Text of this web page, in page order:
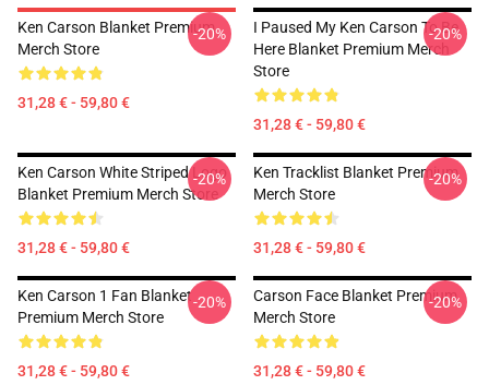
Ken Carson Blanket Premium
Merch Store
31,28 € - 59,80 €
-20%
I Paused My Ken Carson To Be
Here Blanket Premium Merch
Store
31,28 € - 59,80 €
-20%
Ken Carson White Striped Logo
Blanket Premium Merch Store
31,28 € - 59,80 €
-20%
Ken Tracklist Blanket Premium
Merch Store
31,28 € - 59,80 €
-20%
Ken Carson 1 Fan Blanket
Premium Merch Store
31,28 € - 59,80 €
-20%
Carson Face Blanket Premium
Merch Store
31,28 € - 59,80 €
-20%